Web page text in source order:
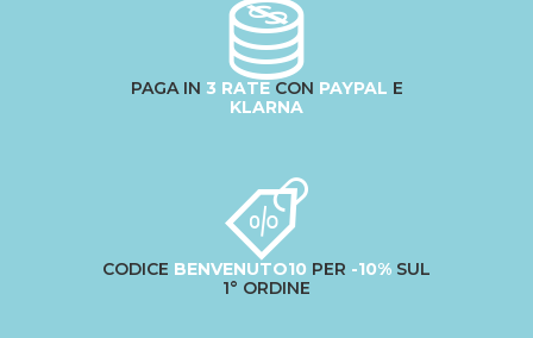
PAGA IN 3 RATECON PAYPAL E
KLARNA
CODICE BENVENUTO10 PER -10% SUL
1° ORDINE